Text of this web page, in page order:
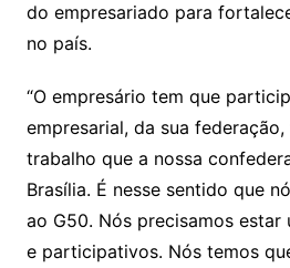
do empresariado para
no país.
“O empresário tem que
empresarial, da sua
trabalho que a nossa
Brasília. É nesse sentido que
ao G50. Nós precisamos estar
e participativos. Nós temos